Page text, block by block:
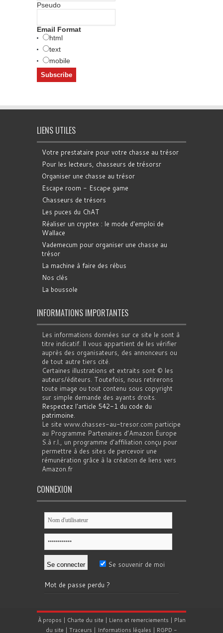
Pseudo
Email Format
html
text
mobile
LIENS UTILES
Votre prestataire pour votre chasse au trésor
Pour les lecteurs, chasseurs de trésorsr
Organiser une chasse au trésor
Escape room - Escape game
Chasseurs de trésors
Les puces du ChAT
Réaliser un cryptex : le mode d'emploi de
Wallace
Vademecum pour organiser une chasse au
trésor
La machine à faire des rébus
Nos clés
La boussole
INFORMATIONS IMPORTANTES
Les informations données sur ce site le sont à
titre indicatif. Il vous appartient de les vérifier
auprès des organisateurs, des annonceurs ou
de tout autre tiers cité.
Certaines illustrations et extraits sont © les
auteurs/éditeurs. Toutefois, nous retirerons
toute image ou tout contenu sous copyright
sur simple demande des ayants droits.
Respectez l'article 542-1 du code du
patrimoine.
Le site www.chasses-au-tresor.com participe
au Programme Partenaires d’Amazon Europe
S.à r.l., un programme d’affiliation conçu pour
permettre à des sites de percevoir une
rémunération grâce à la création de liens vers
Amazon.fr
CONNEXION
Se souvenir de moi
Mot de passe perdu ?
À propos | Charte du site | Liens et remerciements | Plan
du site | Traceurs | Informations légales | RGPD -